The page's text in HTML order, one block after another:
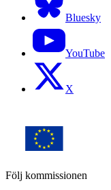
Bluesky
YouTube
X
Följ kommissionen